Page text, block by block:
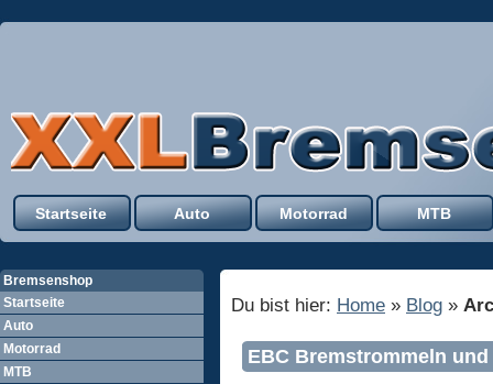
Startseite Auto Motorrad MTB
Bremsenshop
Startseite
Auto
Motorrad
MTB
Du bist hier: Home » Blog »
EBC Bremstrommeln